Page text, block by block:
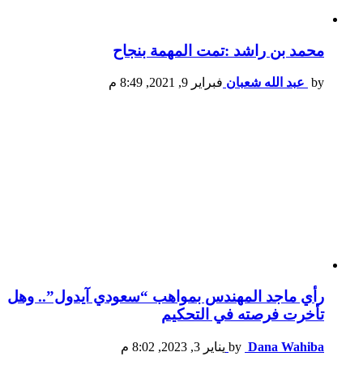
محمد بن راشد :تمت المهمة بنجاح
by عبد الله شعبان فبراير 9, 2021, 8:49 م
رأي ماجد المهندس بمواهب “سعودي آيدول”.. وهل
تأخرت فرصته في التحكيم
by Dana Wahiba يناير 3, 2023, 8:02 م